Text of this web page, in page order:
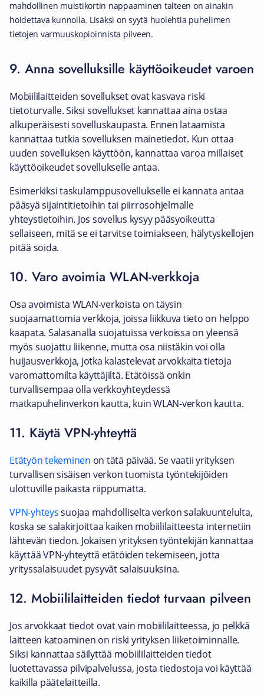
mahdollinen muistikortin nappaaminen talteen on ainakin
hoidettava kunnolla. Lisäksi on syytä huolehtia puhelimen
tietojen varmuuskopioinnista pilveen.
9. Anna sovelluksille käyttöoikeudet varoen
Mobiililaitteiden sovellukset ovat kasvava riski
tietoturvalle. Siksi sovellukset kannattaa aina ostaa
alkuperäisesti sovelluskaupasta. Ennen lataamista
kannattaa tutkia sovelluksen mainetiedot. Kun ottaa
uuden sovelluksen käyttöön, kannattaa varoa millaiset
käyttöoikeudet sovellukselle antaa.
Esimerkiksi taskulamppusovellukselle ei kannata antaa
pääsyä sijaintitietoihin tai piirrosohjelmalle
yhteystietoihin. Jos sovellus kysyy pääsyoikeutta
sellaiseen, mitä se ei tarvitse toimiakseen, hälytyskellojen
pitää soida.
10. Varo avoimia WLAN-verkkoja
Osa avoimista WLAN-verkoista on täysin
suojaamattomia verkkoja, joissa liikkuva tieto on helppo
kaapata. Salasanalla suojatuissa verkoissa on yleensä
myös suojattu liikenne, mutta osa niistäkin voi olla
huijausverkkoja, jotka kalastelevat arvokkaita tietoja
varomattomilta käyttäjiltä. Etätöissä onkin
turvallisempaa olla verkkoyhteydessä
matkapuhelinverkon kautta, kuin WLAN-verkon kautta.
11. Käytä VPN-yhteyttä
Etätyön tekeminen on tätä päivää. Se vaatii yrityksen
turvallisen sisäisen verkon tuomista työntekijöiden
ulottuville paikasta riippumatta.
VPN-yhteyssuojaa mahdolliselta verkon salakuuntelulta,
koska se salakirjoittaa kaiken mobiililaitteesta internetiin
lähtevän tiedon. Jokaisen yrityksen työntekijän kannattaa
käyttää VPN-yhteyttä etätöiden tekemiseen, jotta
yrityssalaisuudet pysyvät salaisuuksina.
12. Mobiililaitteiden tiedot turvaan pilveen
Jos arvokkaat tiedot ovat vain mobiililaitteessa, jo pelkkä
laitteen katoaminen on riski yrityksen liiketoiminnalle.
Siksi kannattaa säilyttää mobiililaitteiden tiedot
luotettavassa pilvipalvelussa, josta tiedostoja voi käyttää
kaikilla päätelaitteilla.